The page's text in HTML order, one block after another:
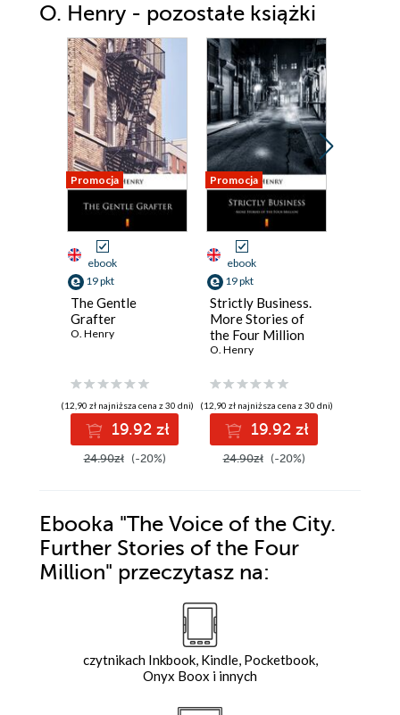
O. Henry - pozostałe książki
Promocja
ebook
19 pkt
The Gentle
Grafter
O. Henry
(12,90 zł najniższa cena z 30 dni)
19.92 zł
24.90zł (-20%)
Promocja
ebook
19 pkt
Strictly Business.
More Stories of
the Four Million
O. Henry
(12,90 zł najniższa cena z 30 dni)
19.92 zł
24.90zł (-20%)
Ebooka "The Voice of the City.
Further Stories of the Four
Million" przeczytasz na:
czytnikach Inkbook, Kindle, Pocketbook,
Onyx Boox i innych